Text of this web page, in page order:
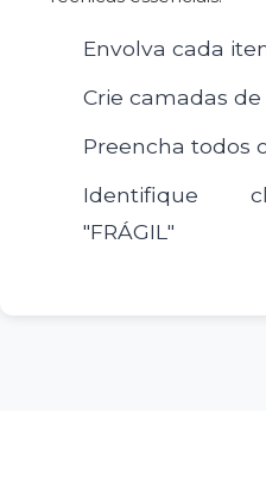
Envolva cada
Crie camadas
Preencha todos
Identifique
"FRÁGIL"